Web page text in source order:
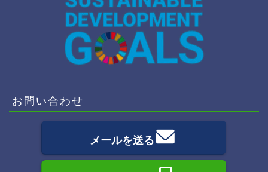
お問い合わせ
メールを送る